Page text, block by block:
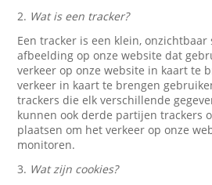
2. Wat is een tracker?
Een tracker is een klein,
afbeelding op onze website dat
verkeer op onze website in kaart te
verkeer in kaart te brengen
trackers die elk verschillende
kunnen ook derde partijen trackers
plaatsen om het verkeer op onze
monitoren.
3. Wat zijn cookies?